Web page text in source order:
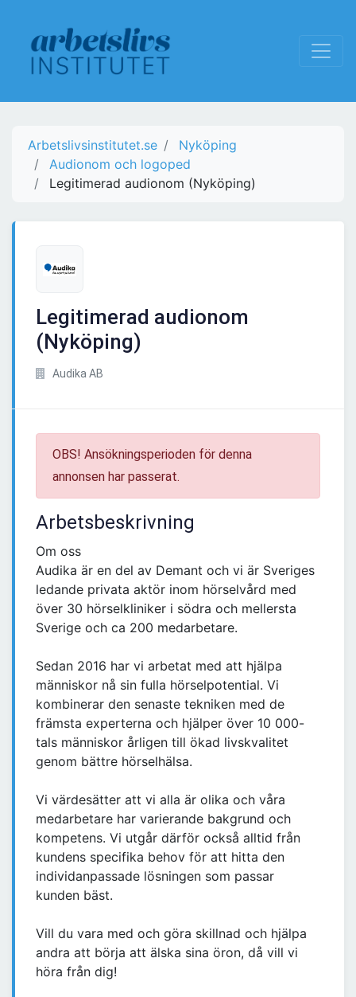
Arbetslivsinstitutet.se
Nyköping
Audionom och logoped
Legitimerad audionom (Nyköping)
Legitimerad audionom
(Nyköping)
Audika AB
OBS! Ansökningsperioden för denna
annonsen har passerat.
Arbetsbeskrivning
Om oss
Audika är en del av Demant och vi är Sveriges
ledande privata aktör inom hörselvård med
över 30 hörselkliniker i södra och mellersta
Sverige och ca 200 medarbetare.​
Sedan 2016 har vi arbetat med att hjälpa
människor nå sin fulla hörselpotential. Vi
kombinerar den senaste tekniken med de
främsta experterna och hjälper över 10 000-
tals människor årligen till ökad livskvalitet
genom bättre hörselhälsa. ​
Vi värdesätter att vi alla är olika och våra
medarbetare har varierande bakgrund och
kompetens. Vi utgår därför också alltid från
kundens specifika behov för att hitta den
individanpassade lösningen som passar
kunden bäst. ​
Vill du vara med och göra skillnad och hjälpa
andra att börja att älska sina öron, då vill vi
höra från dig! ​